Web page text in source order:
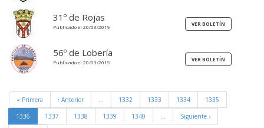
31º de Rojas
Publicado el 20/03/2019
56º de Lobería
Publicado el 20/03/2019
« Primera ‹ Anterior … 1332 1333 1334
1335
1336
1337 1338 1339 1340 …
Siguiente ›